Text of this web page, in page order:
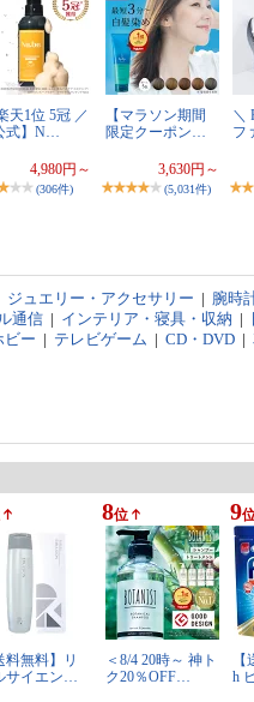
天1位 5冠 ／
式】N…
4,980円～
(306件)
【マラソン期間
限定クーポン…
3,630円～
(5,031件)
＼
フ
ジュエリー・アクセサリー | 腕時
通信 | インテリア・寝具・収納 |
ビー | テレビゲーム | CD・DVD |
料無料】リ
サイエン…
8位
＜8/4 20時～ 神ト
ク20％OFF…
9
h